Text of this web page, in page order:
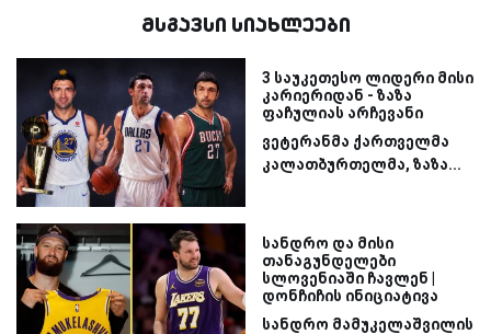
მსგავსი სიახლეები
3 საუკეთესო ლიდერი მისი
კარიერიდან - ზაზა
ფაჩულიას არჩევანი
ვეტერანმა ქართველმა
კალათბურთელმა, ზაზა...
სანდრო და მისი
თანაგუნდელები
სლოვენიაში ჩავლენ |
დონჩიჩის ინიციატივა
სანდრო მამუკელაშვილის